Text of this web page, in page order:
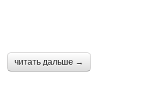
читать дальше →